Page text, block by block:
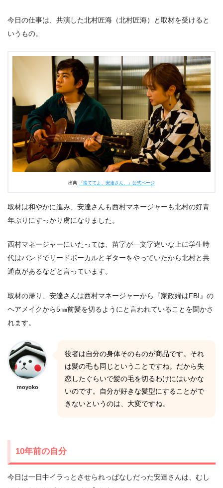
今日の仕事は、共演した北村匠海（北村匠海）と取材を受けると
いうもの。
出典: 『捨ててよ、安達さん。』公式ページ
取材は和やかに進み、安達さんも西村マネージャーも北村の好青
年ぶりにすっかり虜になりました。
西村マネージャーにいたっては、苗字が一文字違いな上に学生時
代はバンドでリードボーカルとギターをやっていたから北村と共
通点があるなどと言っています。
取材の帰り、安達さんは西村マネージャーから『家政婦はFBI』の
ヘアメイクから5㎜前髪を切るようにと言われていることを聞かさ
れます。
moyoko
役者は自分の身体そのものが商品です。それ
は髪の毛も同じということですね。だから失
恋したぐらいで髪の毛を切るわけにはいかな
いのです。自分が好きな髪型にすることがで
きないというのは、大変ですね。
10年前の自分
今日は一日中イラっとさせられっぱなしだった安達さんは、むし